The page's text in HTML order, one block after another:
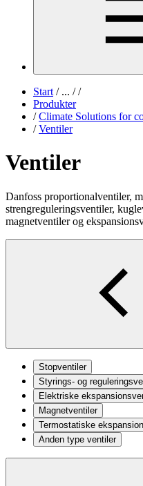
Start /... / /
Produkter
/ Climate Solutions for
/ Ventiler
Ventiler
Danfoss proportionalventiler,
strengreguleringsventiler,
magnetventiler og
Stopventiler
Styrings- og
Elektriske
Magnetventiler
Termostatiske
Anden type ventiler